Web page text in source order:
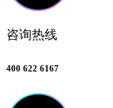
咨询热线
400 622 6167